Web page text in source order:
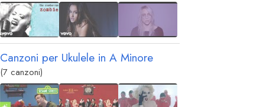
Canzoni per Ukulele in A Minore
(7 canzoni)